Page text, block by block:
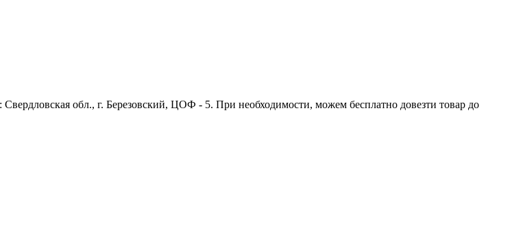
обл., г. Березовский, ЦОФ - 5. При необходимости, можем бесплатно довезти товар до